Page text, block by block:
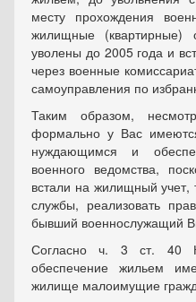
месту прохождения
жилищные
уволены до 2005 года и
через военные
самоуправления по
Таким образом,
формально у Вас
нуждающимся и
военного ведомства,
встали на жилищный учет,
службы, реализовать
бывший военнослужащий
Согласно ч. 3 ст. 40
обеспечение жильем
жилище малоимущие